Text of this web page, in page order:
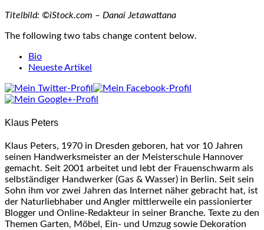
Titelbild: ©iStock.com – Danai Jetawattana
The following two tabs change content below.
Bio
Neueste Artikel
Klaus Peters
Klaus Peters, 1970 in Dresden geboren, hat vor 10 Jahren
seinen Handwerksmeister an der Meisterschule Hannover
gemacht. Seit 2001 arbeitet und lebt der Frauenschwarm als
selbständiger Handwerker (Gas & Wasser) in Berlin. Seit sein
Sohn ihm vor zwei Jahren das Internet näher gebracht hat, ist
der Naturliebhaber und Angler mittlerweile ein passionierter
Blogger und Online-Redakteur in seiner Branche. Texte zu den
Themen Garten, Möbel, Ein- und Umzug sowie Dekoration